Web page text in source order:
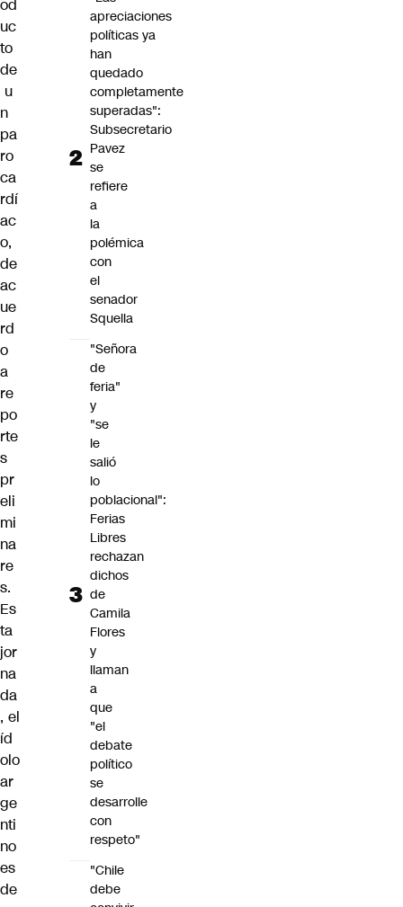
od
uc
to
de
u
n
pa
ro
ca
rdí
ac
o,
de
ac
ue
rd
o
a
re
po
rte
s
pr
eli
mi
na
re
s.
Es
ta
jor
na
da
, el
íd
olo
ar
ge
nti
no
es
de
apreciaciones
políticas ya
han
quedado
completamente
superadas":
Subsecretario
Pavez
se
refiere
a
la
polémica
con
el
senador
Squella
"Señora
de
feria"
y
"se
le
salió
lo
poblacional":
Ferias
Libres
rechazan
dichos
de
Camila
Flores
y
llaman
a
que
"el
debate
político
se
desarrolle
con
respeto"
"Chile
debe